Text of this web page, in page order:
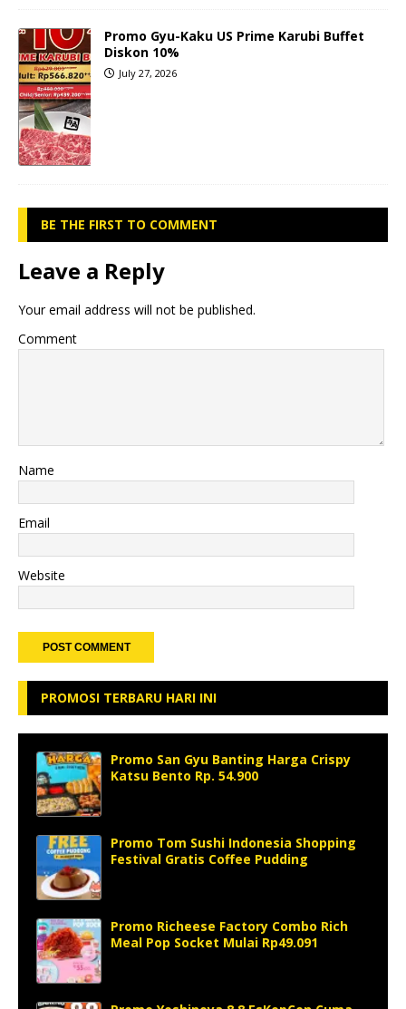
Promo Gyu-Kaku US Prime Karubi Buffet
Diskon 10%
July 27, 2026
BE THE FIRST TO COMMENT
Leave a Reply
Your email address will not be published.
Comment
Name
Email
Website
PROMOSI TERBARU HARI INI
Promo San Gyu Banting Harga Crispy
Katsu Bento Rp. 54.900
Promo Tom Sushi Indonesia Shopping
Festival Gratis Coffee Pudding
Promo Richeese Factory Combo Rich
Meal Pop Socket Mulai Rp49.091